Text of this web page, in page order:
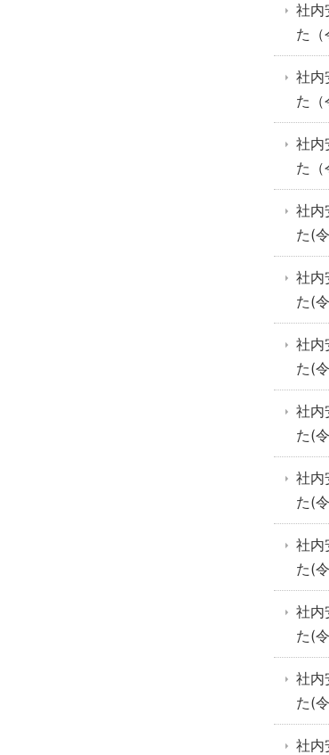
社内
た（
社内
た（
社内
た（
社内
た(
社内
た(
社内
た(
社内
た(
社内
た(
社内
た(
社内
た(
社内
た(
社内